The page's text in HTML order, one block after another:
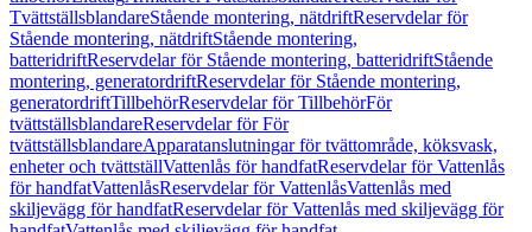
TvättställsblandareStående montering, nätdriftReservdelar för
Stående montering, nätdriftStående montering,
batteridriftReservdelar för Stående montering, batteridriftStående
montering, generatordriftReservdelar för Stående montering,
generatordriftTillbehörReservdelar för TillbehörFör
tvättställsblandareReservdelar för För
tvättställsblandareApparatanslutningar för tvättområde, köksvask,
enheter och tvättställVattenlås för handfatReservdelar för Vattenlås
för handfatVattenlåsReservdelar för VattenlåsVattenlås med
skiljevägg för handfatReservdelar för Vattenlås med skiljevägg för